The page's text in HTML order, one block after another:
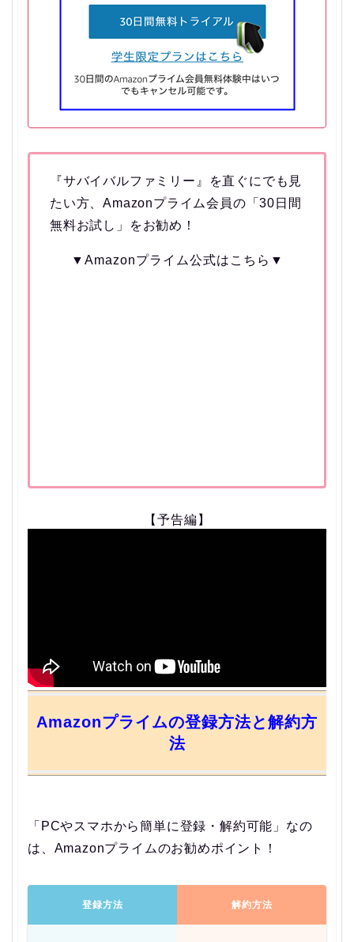
『サバイバルファミリー』を直ぐにでも見
たい方、Amazonプライム会員の「30日間
無料お試し」をお勧め！
▼Amazonプライム公式はこちら▼
【予告編】
Amazonプライムの登録方法と解約方
法
「PCやスマホから簡単に登録・解約可能」なの
は、Amazonプライムのお勧めポイント！
登録方法 解約方法